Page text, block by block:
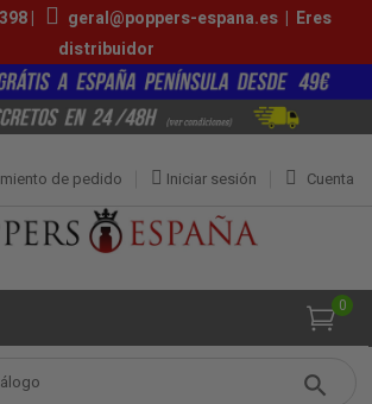
| geral@poppers-espana.es | Eres
distribuidor
Cuenta
Iniciar sesión
de pedido
0